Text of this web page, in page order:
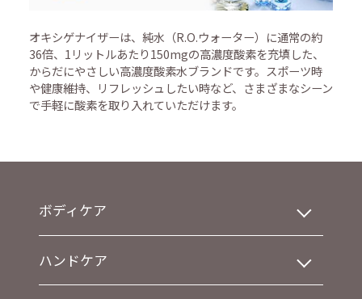
オキシゲナイザーは、純水（R.O.ウォーター）に通常の約
36倍、1リットルあたり150mgの高濃度酸素を充填した、
からだにやさしい高濃度酸素水ブランドです。スポーツ時
や健康維持、リフレッシュしたい時など、さまざまなシーン
で手軽に酸素を取り入れていただけます。
ボディケア
ハンドケア